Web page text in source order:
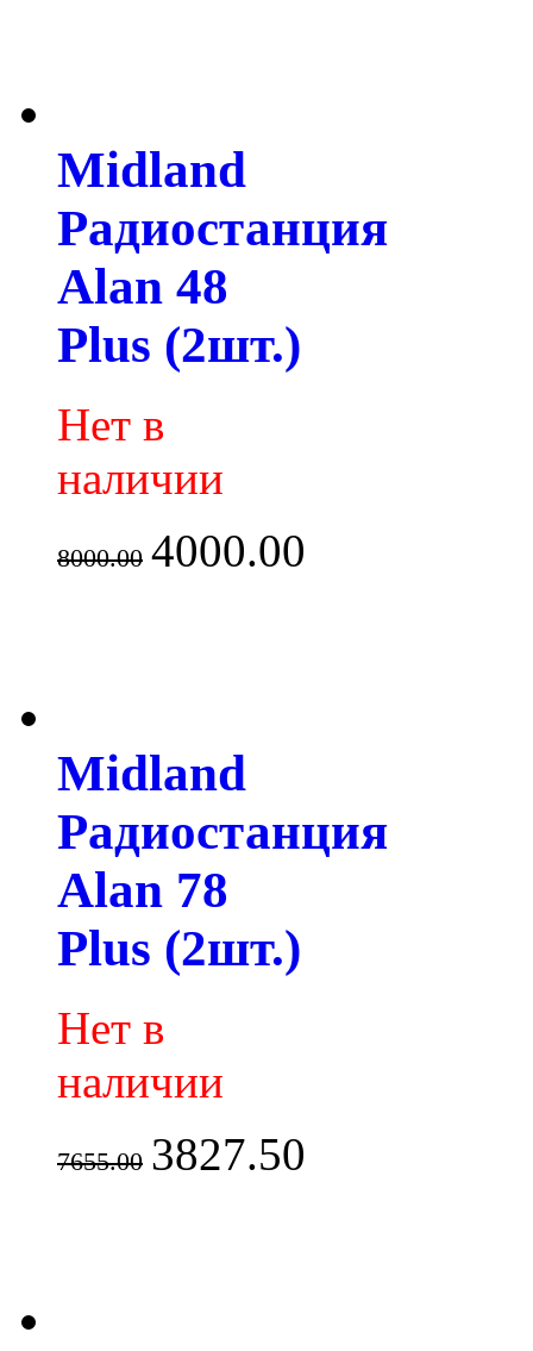
Midland
Радиостанция
Alan 48
Plus (2шт.)
Нет в
наличии
8000.00 4000.00
Midland
Радиостанция
Alan 78
Plus (2шт.)
Нет в
наличии
7655.00 3827.50